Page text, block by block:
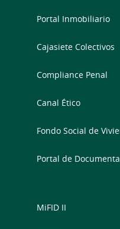
Portal Inmobiliario
Cajasiete Colectivos
Compliance Penal
Canal Ético
Fondo Social de
Portal de
MiFID II